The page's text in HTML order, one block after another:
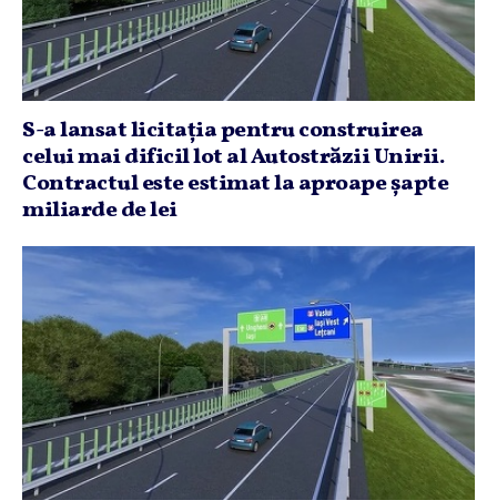
S-a lansat licitaţia pentru construirea
celui mai dificil lot al Autostrăzii Unirii.
Contractul este estimat la aproape şapte
miliarde de lei